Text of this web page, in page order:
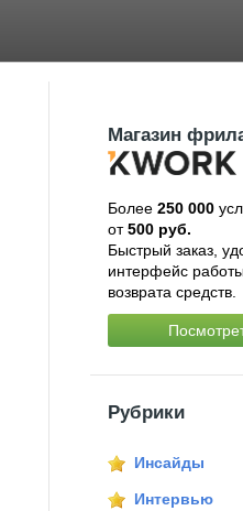
Магазин
Более 250 000
от500 руб.
Быстрый заказ,
интерфейс
возврата средств.
Рубрики
Инсайды
Интервью